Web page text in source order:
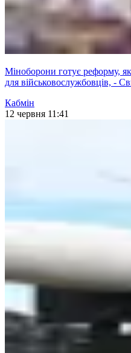
Міноборони готує реформу,
для військовослужбовців, -
Кабмін
12 червня 11:41